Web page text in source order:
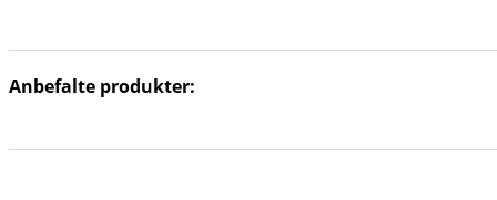
Anbefalte produkter: